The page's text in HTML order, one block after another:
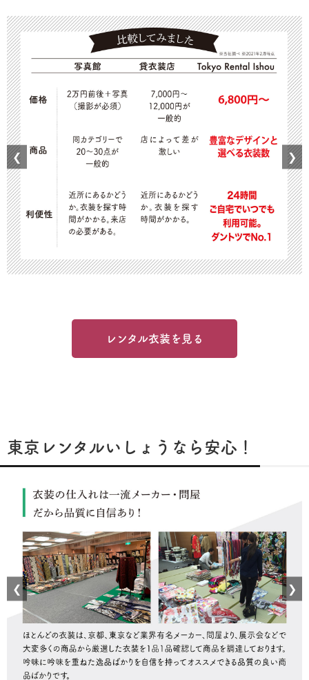
❮ ❯
レンタル衣装を見る
東京レンタルいしょうなら安心！
❮ ❯